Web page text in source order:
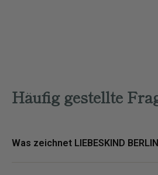
Häufig gestellte
Was zeichnet LIEBESKIND